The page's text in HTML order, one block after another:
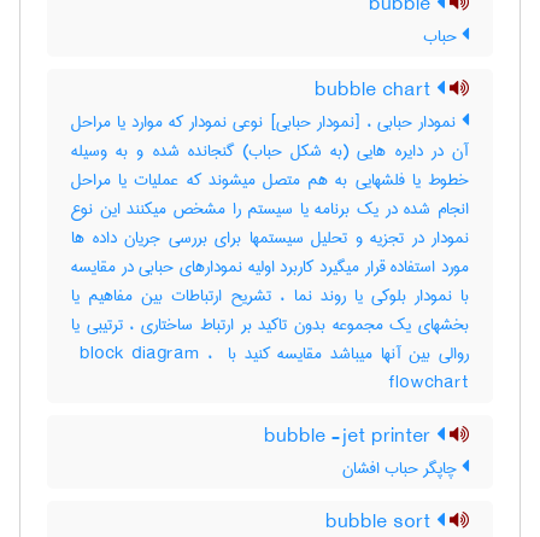
حباب
نمودار حبابی ، [نمودار حبابی] نوعی نمودار که موارد یا مراحل
آن در دایره هایی (به شکل حباب) گنجانده شده و به وسیله
خطوط یا فلشهایی به هم متصل میشوند که عملیات یا مراحل
انجام شده در یک برنامه یا سیستم را مشخص میکنند این نوع
نمودار در تجزیه و تحلیل سیستمها برای بررسی جریان داده ها
مورد استفاده قرار میگیرد کاربرد اولیه نمودارهای حبابی در مقایسه
با نمودار بلوکی یا روند نما ، تشریح ارتباطات بین مفاهیم یا
بخشهای یک مجموعه بدون تاکید بر ارتباط ساختاری ، ترتیبی یا
روالی بین آنها میباشد مقایسه کنید با ‎ block diagram ، ‎
flowchart
چاپگر حباب افشان